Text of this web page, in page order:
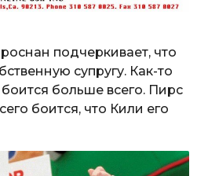
подчеркивает, что
супругу. Как-то
больше всего. Пирс
боится, что Кили его